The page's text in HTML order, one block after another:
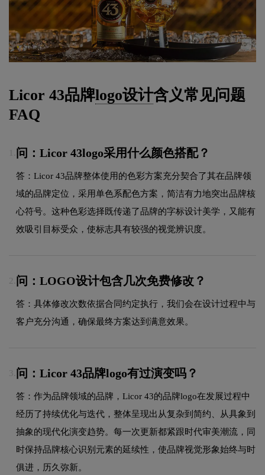
Licor 43品牌logo设计含义常见问题
FAQ
问：Licor 43logo采用什么颜色搭配？
答：Licor 43品牌整体使用的色彩方案充分契合了其在品牌领
域的品牌定位，采用单色系配色方案，简洁有力地突出品牌核
心符号。这种色彩选择既传递了品牌的字标设计美学，又能有
效吸引目标受众，使标志具有较强的视觉辨识度。
2. 问：LOGO设计包含几次免费修改？
答：具体修改次数依据合同约定执行，我们会在设计过程中与
客户充分沟通，确保最终方案达到满意效果。
3. 问：Licor 43品牌logo有过演变吗？
答：作为品牌领域的品牌，Licor 43的品牌logo在发展过程中
经历了持续优化与迭代，整体呈现出从复杂到简约、从具象到
抽象的现代化演变趋势。每一次更新都紧跟时代审美潮流，同
时保持品牌核心识别元素的延续性，使品牌视觉形象始终与时
俱进，历久弥新。